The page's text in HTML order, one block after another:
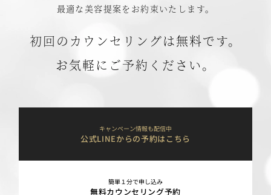
最適な美容提案をお約束いたします。
初回のカウンセリングは無料です。
お気軽にご予約ください。
キャンペーン情報も配信中
公式LINEからの予約はこちら
簡単１分で申し込み
無料カウンセリング予約